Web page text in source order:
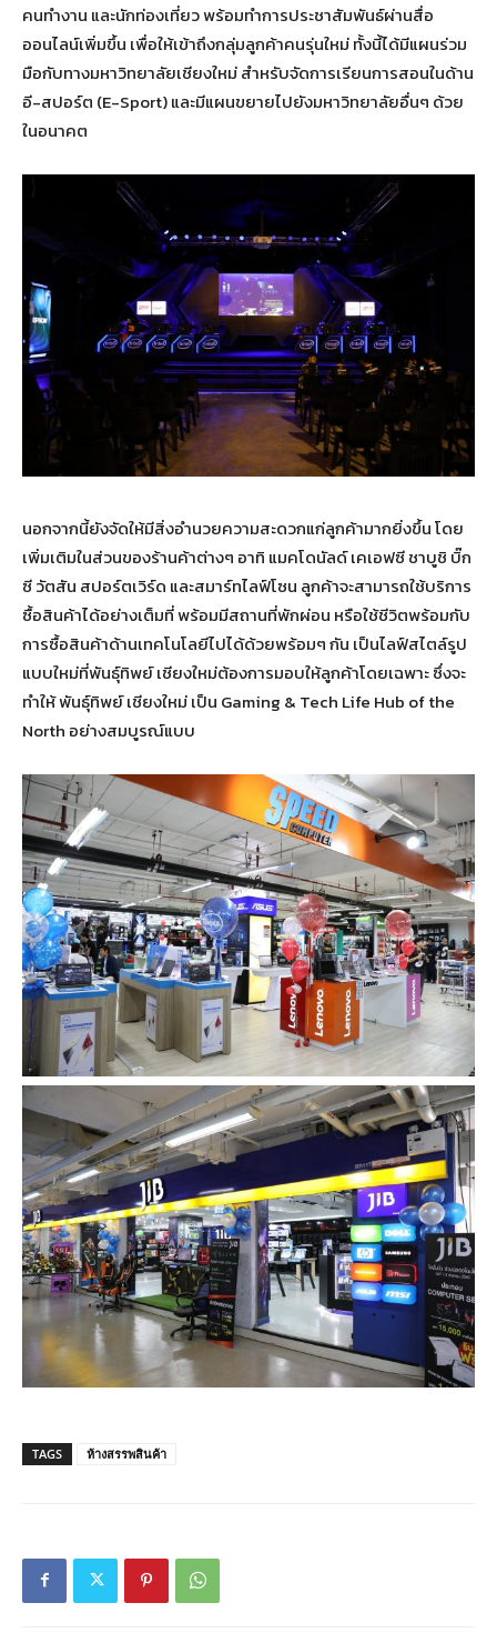
คนทำงาน และนักท่องเที่ยว พร้อมทำการประชาสัมพันธ์ผ่านสื่อ
ออนไลน์เพิ่มขึ้น เพื่อให้เข้าถึงกลุ่มลูกค้าคนรุ่นใหม่ ทั้งนี้ได้มีแผนร่วม
มือกับทางมหาวิทยาลัยเชียงใหม่ สำหรับจัดการเรียนการสอนในด้าน
อี-สปอร์ต (E-Sport) และมีแผนขยายไปยังมหาวิทยาลัยอื่นๆ ด้วย
ในอนาคต
นอกจากนี้ยังจัดให้มีสิ่งอำนวยความสะดวกแก่ลูกค้ามากยิ่งขึ้น โดย
เพิ่มเติมในส่วนของร้านค้าต่างๆ อาทิ แมคโดนัลด์ เคเอฟซี ชาบูชิ บิ๊ก
ซี วัตสัน สปอร์ตเวิร์ด และสมาร์ทไลฟ์โซน ลูกค้าจะสามารถใช้บริการ
ซื้อสินค้าได้อย่างเต็มที่ พร้อมมีสถานที่พักผ่อน หรือใช้ชีวิตพร้อมกับ
การซื้อสินค้าด้านเทคโนโลยีไปได้ด้วยพร้อมๆ กัน เป็นไลฟ์สไตล์รูป
แบบใหม่ที่พันธุ์ทิพย์ เชียงใหม่ต้องการมอบให้ลูกค้าโดยเฉพาะ ซึ่งจะ
ทำให้ พันธุ์ทิพย์ เชียงใหม่ เป็น Gaming & Tech Life Hub of the
North อย่างสมบูรณ์แบบ
TAGS ห้างสรรพสินค้า